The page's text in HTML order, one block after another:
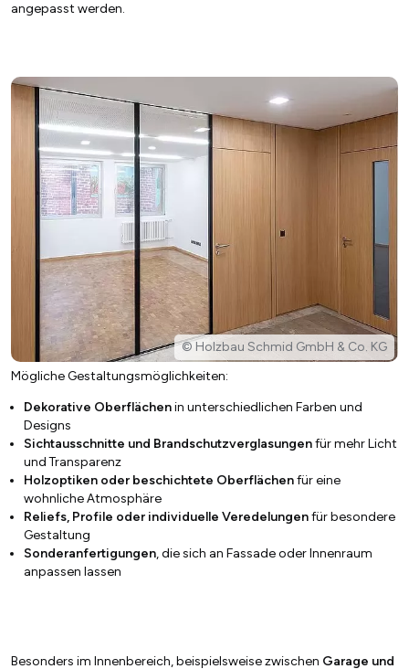
angepasst werden.
© Holzbau Schmid GmbH & Co. KG
Mögliche Gestaltungsmöglichkeiten:
Dekorative Oberflächenin unterschiedlichen Farben und
Designs
Sichtausschnitte und Brandschutzverglasungenfür mehr Licht
und Transparenz
Holzoptiken oder beschichtete Oberflächenfür eine
wohnliche Atmosphäre
Reliefs, Profile oder individuelle Veredelungenfür besondere
Gestaltung
Sonderanfertigungen, die sich an Fassade oder Innenraum
anpassen lassen
Besonders im Innenbereich, beispielsweise zwischen Garage und